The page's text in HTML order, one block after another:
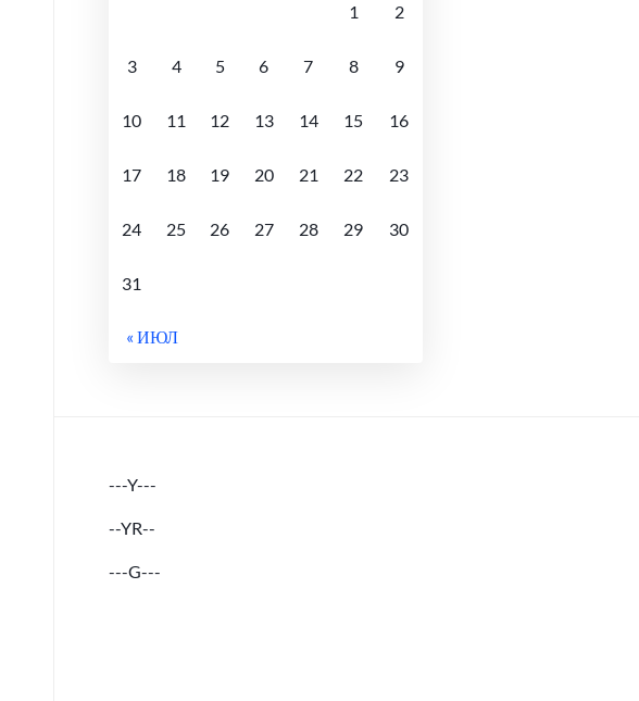
1 2
3 4 5 6 7 8 9
10 11 12 13 14 15 16
17 18 19 20 21 22 23
24 25 26 27 28 29 30
31
« ИЮЛ
---Y---
--YR--
---G---